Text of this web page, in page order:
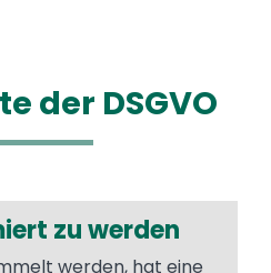
der DSGVO
zu werden
werden, hat eine